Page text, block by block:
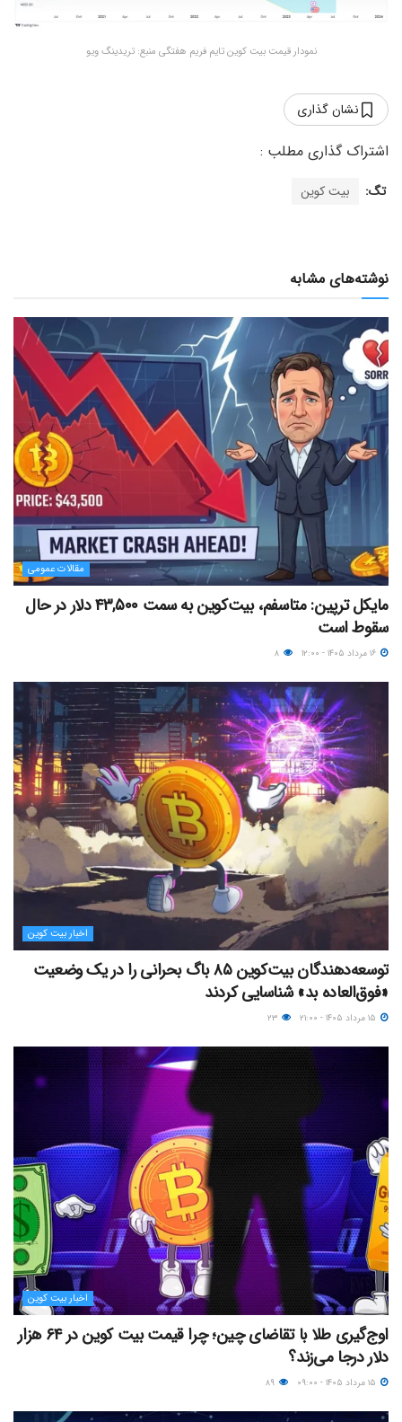
نمودار قیمت بیت کوین تایم فریم هفتگی منبع: تریدینگ ویو
نشان گذاری
تگ: بیت کوین
نوشته‌های مشابه
مقالات عمومی
مایکل ترپین: متاسفم، بیت‌کوین به سمت ۴۳,۵۰۰ دلار در حال
سقوط است
اخبار بیت کوین
توسعه‌دهندگان بیت‌کوین ۸۵ باگ بحرانی را در یک وضعیت
«فوق‌العاده بد» شناسایی کردند
اخبار بیت کوین
اوج‌گیری طلا با تقاضای چین؛ چرا قیمت بیت کوین در ۶۴ هزار
دلار درجا می‌زند؟